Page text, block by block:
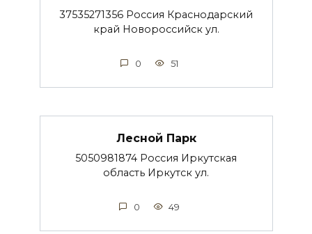
37535271356 Россия Краснодарский
край Новороссийск ул.
0 51
Лесной Парк
5050981874 Россия Иркутская
область Иркутск ул.
0 49